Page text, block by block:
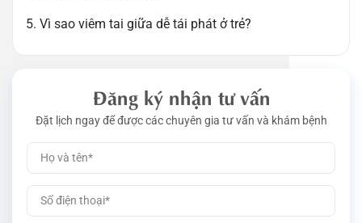
5. Vì sao viêm tai giữa dễ tái phát ở trẻ?
Đăng ký nhận tư vấn
Đặt lịch ngay để được các chuyên gia tư vấn và khám bệnh